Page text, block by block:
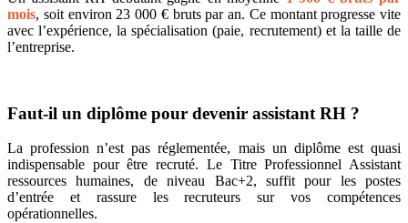
mois, soit environ 23 000 € bruts par an. Ce montant progresse vite
avec l’expérience, la spécialisation (paie, recrutement) et la taille de
l’entreprise.
Faut-il un diplôme pour devenir assistant RH ?
La profession n’est pas réglementée, mais un diplôme est quasi
indispensable pour être recruté. Le Titre Professionnel Assistant
ressources humaines, de niveau Bac+2, suffit pour les postes
d’entrée et rassure les recruteurs sur vos compétences
opérationnelles.